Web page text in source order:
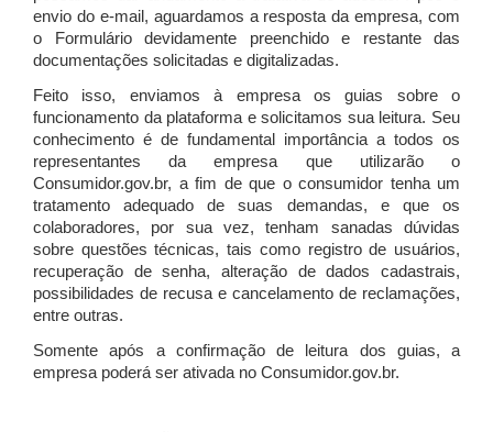
envio do e-mail, aguardamos a resposta da empresa, com
o Formulário devidamente preenchido e restante das
documentações solicitadas e digitalizadas.
Feito isso, enviamos à empresa os guias sobre o
funcionamento da plataforma e solicitamos sua leitura. Seu
conhecimento é de fundamental importância a todos os
representantes da empresa que utilizarão o
Consumidor.gov.br, a fim de que o consumidor tenha um
tratamento adequado de suas demandas, e que os
colaboradores, por sua vez, tenham sanadas dúvidas
sobre questões técnicas, tais como registro de usuários,
recuperação de senha, alteração de dados cadastrais,
possibilidades de recusa e cancelamento de reclamações,
entre outras.
Somente após a confirmação de leitura dos guias, a
empresa poderá ser ativada no Consumidor.gov.br.